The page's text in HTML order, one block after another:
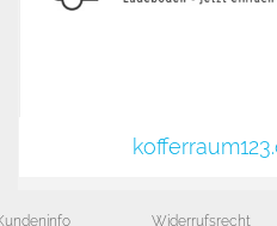
Widerrufsrecht